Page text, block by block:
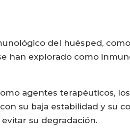
del huésped,
han explorado como
agentes terapéuticos,
su baja estabilidad y su
su degradación.